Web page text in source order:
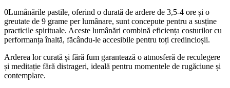
0Lumânările pastile, oferind o durată de ardere de 3,5-4 ore și o
greutate de 9 grame per lumânare, sunt concepute pentru a susține
practicile spirituale. Aceste lumânări combină eficiența costurilor cu
performanța înaltă, făcându-le accesibile pentru toți credincioșii.
Arderea lor curată și fără fum garantează o atmosferă de reculegere
și meditație fără distrageri, ideală pentru momentele de rugăciune și
contemplare.